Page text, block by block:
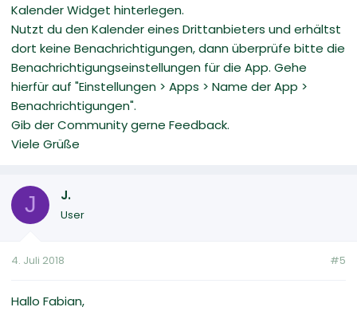
Kalender Widget hinterlegen.
Nutzt du den Kalender eines Drittanbieters und erhältst
dort keine Benachrichtigungen, dann überprüfe bitte die
Benachrichtigungseinstellungen für die App. Gehe
hierfür auf "Einstellungen > Apps > Name der App >
Benachrichtigungen".
Gib der Community gerne Feedback.
Viele Grüße
J J.
User
4. Juli 2018 #5
Hallo Fabian,